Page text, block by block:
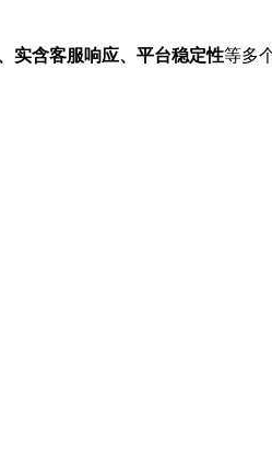
实含客服响应、平台稳定性等多